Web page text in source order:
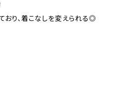
おり、着こなしを変えられる◎